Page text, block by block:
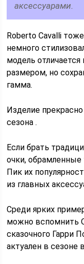
аксессуарами.
Roberto Cavalli
немного
модель
размером, но
гамма.
Изделие
сезона .
Если брать
очки, обрамленные
Пик их
из главных
Среди ярких
можно вспомнить
сказочного Гарри
актуален в сезоне